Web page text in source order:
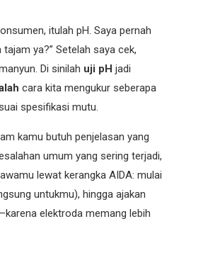
itulah pH. Saya pernah
ya?” Setelah saya cek,
Di sinilah uji pH jadi
cara kita mengukur seberapa
spesifikasi mutu.
kamu butuh penjelasan yang
umum yang sering terjadi,
lewat kerangka AIDA: mulai
untukmu), hingga ajakan
elektroda memang lebih